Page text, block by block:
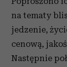
na tematy
jedzenie,
cenową,
Następnie